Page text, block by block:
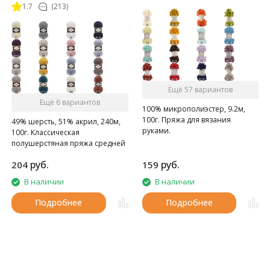
1.7 (213)
Ещё 6 вариантов
49% шерсть, 51% акрил, 240м,
100г. Классическая
полушерстяная пряжа средней
204 руб.
В наличии
Подробнее
Ещё 57 вариантов
100% микрополиэстер, 9.2м,
100г. Пряжа для вязания
руками.
159 руб.
В наличии
Подробнее